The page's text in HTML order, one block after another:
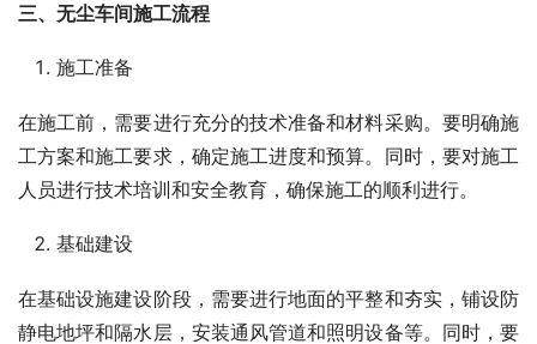
三、无尘车间施工流程
施工准备
在施工前，需要进行充分的技术准备和材料采购。要明确施
工方案和施工要求，确定施工进度和预算。同时，要对施工
人员进行技术培训和安全教育，确保施工的顺利进行。
基础建设
在基础设施建设阶段，需要进行地面的平整和夯实，铺设防
静电地坪和隔水层，安装通风管道和照明设备等。同时，要